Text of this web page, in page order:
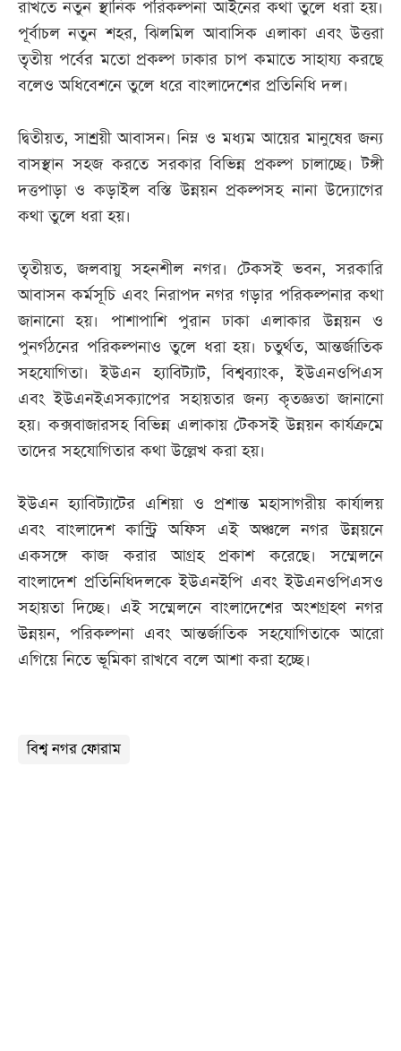
রাখতে নতুন স্থানিক পরিকল্পনা আইনের কথা তুলে ধরা হয়।
পূর্বাচল নতুন শহর, ঝিলমিল আবাসিক এলাকা এবং উত্তরা
তৃতীয় পর্বের মতো প্রকল্প ঢাকার চাপ কমাতে সাহায্য করছে
বলেও অধিবেশনে তুলে ধরে বাংলাদেশের প্রতিনিধি দল।
দ্বিতীয়ত, সাশ্রয়ী আবাসন। নিম্ন ও মধ্যম আয়ের মানুষের জন্য
বাসস্থান সহজ করতে সরকার বিভিন্ন প্রকল্প চালাচ্ছে। টঙ্গী
দত্তপাড়া ও কড়াইল বস্তি উন্নয়ন প্রকল্পসহ নানা উদ্যোগের
কথা তুলে ধরা হয়।
তৃতীয়ত, জলবায়ু সহনশীল নগর। টেকসই ভবন, সরকারি
আবাসন কর্মসূচি এবং নিরাপদ নগর গড়ার পরিকল্পনার কথা
জানানো হয়। পাশাপাশি পুরান ঢাকা এলাকার উন্নয়ন ও
পুনর্গঠনের পরিকল্পনাও তুলে ধরা হয়। চতুর্থত, আন্তর্জাতিক
সহযোগিতা। ইউএন হ্যাবিট্যাট, বিশ্বব্যাংক, ইউএনওপিএস
এবং ইউএনইএসক্যাপের সহায়তার জন্য কৃতজ্ঞতা জানানো
হয়। কক্সবাজারসহ বিভিন্ন এলাকায় টেকসই উন্নয়ন কার্যক্রমে
তাদের সহযোগিতার কথা উল্লেখ করা হয়।
ইউএন হ্যাবিট্যাটের এশিয়া ও প্রশান্ত মহাসাগরীয় কার্যালয়
এবং বাংলাদেশ কান্ট্রি অফিস এই অঞ্চলে নগর উন্নয়নে
একসঙ্গে কাজ করার আগ্রহ প্রকাশ করেছে। সম্মেলনে
বাংলাদেশ প্রতিনিধিদলকে ইউএনইপি এবং ইউএনওপিএসও
সহায়তা দিচ্ছে। এই সম্মেলনে বাংলাদেশের অংশগ্রহণ নগর
উন্নয়ন, পরিকল্পনা এবং আন্তর্জাতিক সহযোগিতাকে আরো
এগিয়ে নিতে ভূমিকা রাখবে বলে আশা করা হচ্ছে।
বিশ্ব নগর ফোরাম